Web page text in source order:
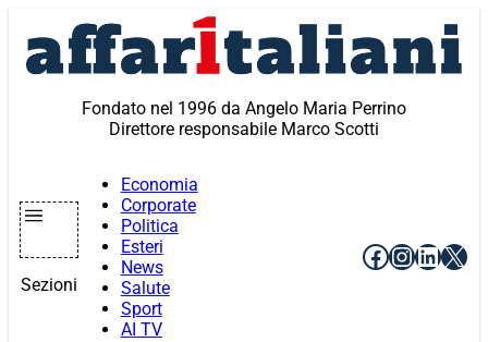
contenuto
Fondato nel 1996 da Angelo Maria Perrino
Direttore responsabile Marco Scotti
Sezioni
Economia
Corporate
Politica
Esteri
News
Salute
Sport
AI TV
Facebook
X